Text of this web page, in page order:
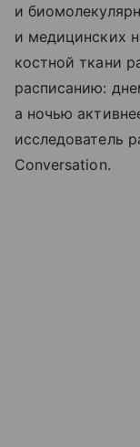
и
и медицинских
костной ткани
расписанию:
а ночью
исследователь
Conversation.